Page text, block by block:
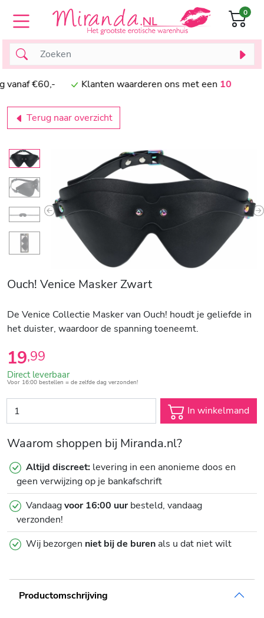
€60,- Klanten waarderen ons met een10
0
Terug naar overzicht
Previous
Ouch! Venice Masker Zwart
De Venice Collectie Masker van Ouch! houdt je geliefde in
het duister, waardoor de spanning toeneemt.
19,99
Direct leverbaar
Voor 16:00 bestellen = de zelfde dag verzonden!
In winkelmand
Waarom shoppen bij Miranda.nl?
Altijd discreet: levering in een anonieme doos en
geen verwijzing op je bankafschrift
Vandaagvoor 16:00 uurbesteld, vandaag
verzonden!
Wij bezorgen niet bij de burenals u dat niet wilt
Productomschrijving